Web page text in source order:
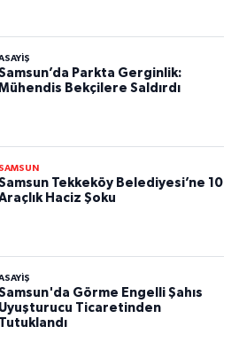
Parkta Gerginlik:
Bekçilere Saldırdı
SAMSUN
Tekkeköy Belediyesi’ne 10
Haciz Şoku
Görme Engelli Şahıs
Uyuşturucu Ticaretinden
Tutuklandı